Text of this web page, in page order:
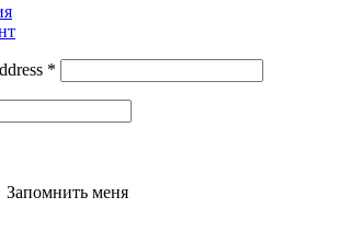
*
Запомнить меня